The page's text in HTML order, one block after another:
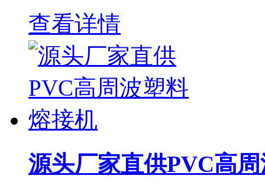
查看详情
源头厂家直供PVC高